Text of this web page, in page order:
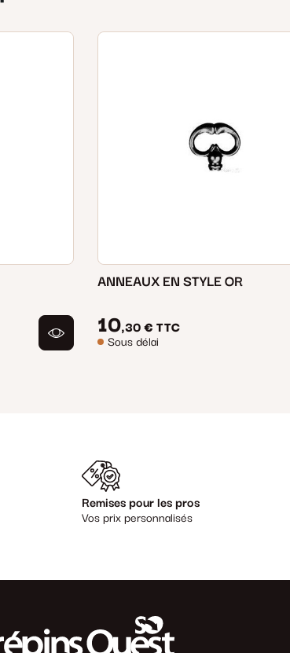
ANNEAUX EN STYLE OR
10,30 € TTC
Sous délai
Remises pour les pros
Vos prix personnalisés